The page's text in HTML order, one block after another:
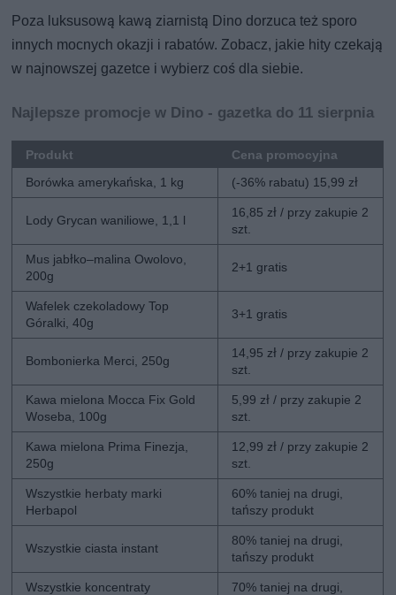
Poza luksusową kawą ziarnistą Dino dorzuca też sporo
innych mocnych okazji i rabatów. Zobacz, jakie hity czekają
w najnowszej gazetce i wybierz coś dla siebie.
Najlepsze promocje w Dino - gazetka do 11 sierpnia
Produkt
Cena promocyjna
Borówka amerykańska, 1 kg
(-36% rabatu) 15,99 zł
Lody Grycan waniliowe, 1,1 l
16,85 zł / przy zakupie 2
szt.
Mus jabłko–malina Owolovo,
200g
2+1 gratis
Wafelek czekoladowy Top
Góralki, 40g
3+1 gratis
Bombonierka Merci, 250g
14,95 zł / przy zakupie 2
szt.
Kawa mielona Mocca Fix Gold
Woseba, 100g
5,99 zł / przy zakupie 2
szt.
Kawa mielona Prima Finezja,
250g
12,99 zł / przy zakupie 2
szt.
Wszystkie herbaty marki
Herbapol
60% taniej na drugi,
tańszy produkt
Wszystkie ciasta instant
80% taniej na drugi,
tańszy produkt
Wszystkie koncentraty
70% taniej na drugi,